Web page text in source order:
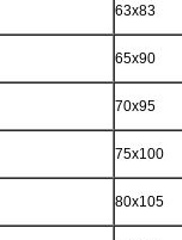
63х83
65х90
70х95
75х100
80х105